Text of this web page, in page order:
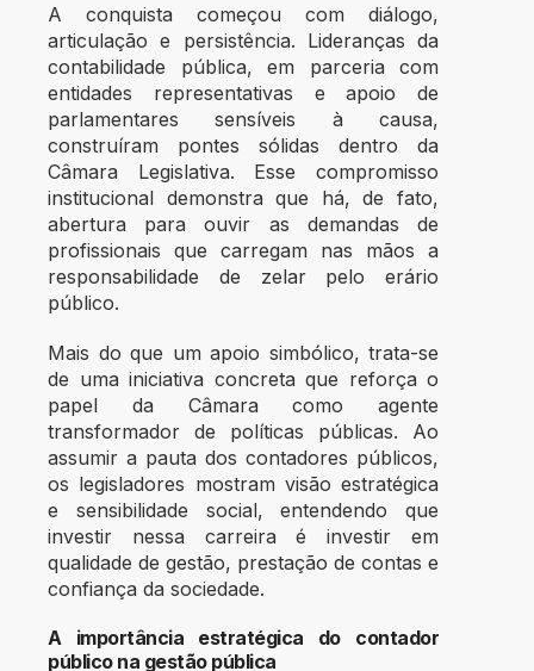
A conquista começou com diálogo,
articulação e persistência. Lideranças da
contabilidade pública, em parceria com
entidades representativas e apoio de
parlamentares sensíveis à causa,
construíram pontes sólidas dentro da
Câmara Legislativa. Esse compromisso
institucional demonstra que há, de fato,
abertura para ouvir as demandas de
profissionais que carregam nas mãos a
responsabilidade de zelar pelo erário
público.
Mais do que um apoio simbólico, trata-se
de uma iniciativa concreta que reforça o
papel da Câmara como agente
transformador de políticas públicas. Ao
assumir a pauta dos contadores públicos,
os legisladores mostram visão estratégica
e sensibilidade social, entendendo que
investir nessa carreira é investir em
qualidade de gestão, prestação de contas e
confiança da sociedade.
A importância estratégica do contador
público na gestão pública